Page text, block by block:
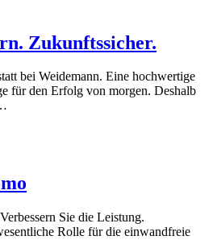
Zukunftssicher.
bei Weidemann. Eine hochwertige
für den Erfolg von morgen. Deshalb
Sie die Leistung.
Rolle für die einwandfreie